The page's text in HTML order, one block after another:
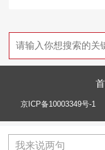
京ICP备10003349号-1
我来说两句